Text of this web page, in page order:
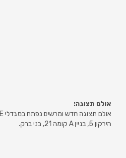
אולם תצוגה:
אולם תצוגה חדש ומרשים נפתח במגדלי LYFE
הירקון 5, בניין A קומה 21, בני ברק.